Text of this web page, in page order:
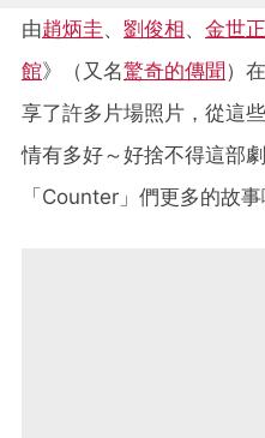
由趙炳圭、 劉俊相、 金世正
館》（又名驚奇的傳聞）
享了許多片場照片，從這
情有多好～好捨不得這部
「Counter」們更多的故事